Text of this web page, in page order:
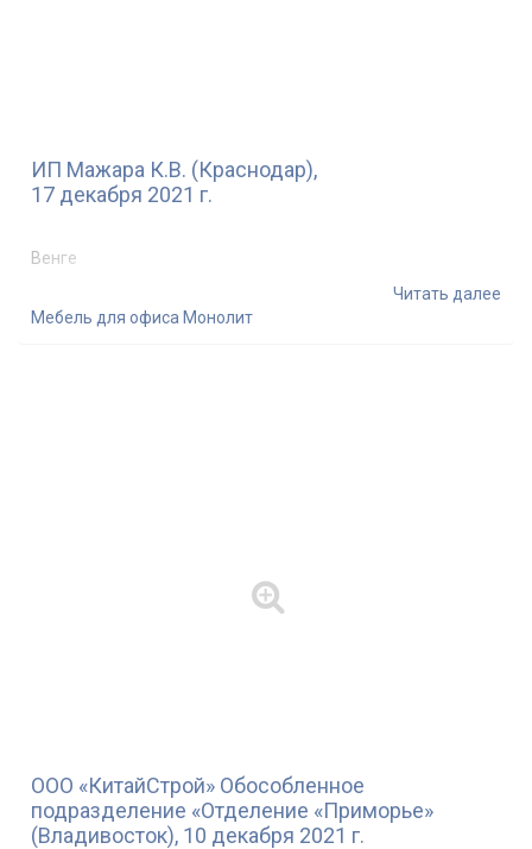
ИП Мажара К.В. (Краснодар),
17 декабря 2021 г.
Венге
Читать далее
Мебель для офиса Монолит
ООО «КитайСтрой» Обособленное
подразделение «Отделение «Приморье»
(Владивосток), 10 декабря 2021 г.